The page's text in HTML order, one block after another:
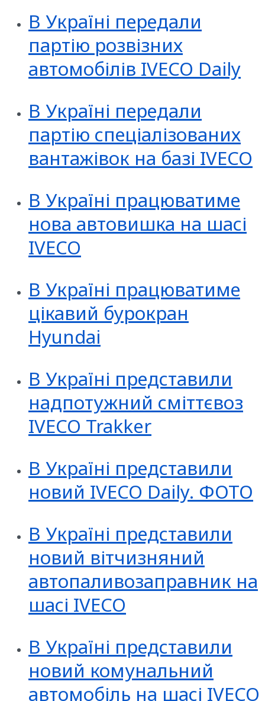
В Україні передали
партію розвізних
автомобілів IVECO Daily
В Україні передали
партію спеціалізованих
вантажівок на базі IVECO
В Україні працюватиме
нова автовишка на шасі
IVECO
В Україні працюватиме
цікавий бурокран
Hyundai
В Україні представили
надпотужний сміттєвоз
IVECO Trakker
В Україні представили
новий IVECO Daily. ФОТО
В Україні представили
новий вітчизняний
автопаливозаправник на
шасі IVECO
В Україні представили
новий комунальний
автомобіль на шасі IVECO